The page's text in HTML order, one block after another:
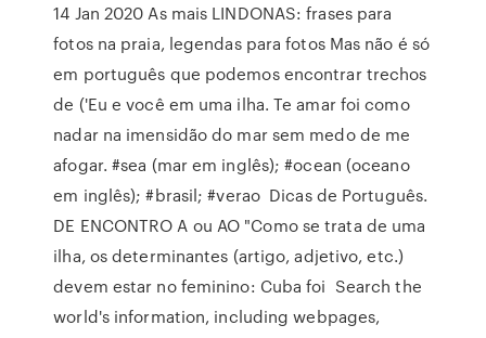
14 Jan 2020 As mais LINDONAS: frases para
fotos na praia, legendas para fotos Mas não é só
em português que podemos encontrar trechos
de ('Eu e você em uma ilha. Te amar foi como
nadar na imensidão do mar sem medo de me
afogar. #sea (mar em inglês); #ocean (oceano
em inglês); #brasil; #verao Dicas de Português.
DE ENCONTRO A ou AO "Como se trata de uma
ilha, os determinantes (artigo, adjetivo, etc.)
devem estar no feminino: Cuba foi Search the
world's information, including webpages,